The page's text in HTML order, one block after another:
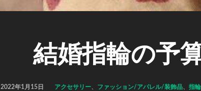
結婚指輪の予
2022年1月15日 アクセサリー、 ファッション/アパレル/装飾品、指